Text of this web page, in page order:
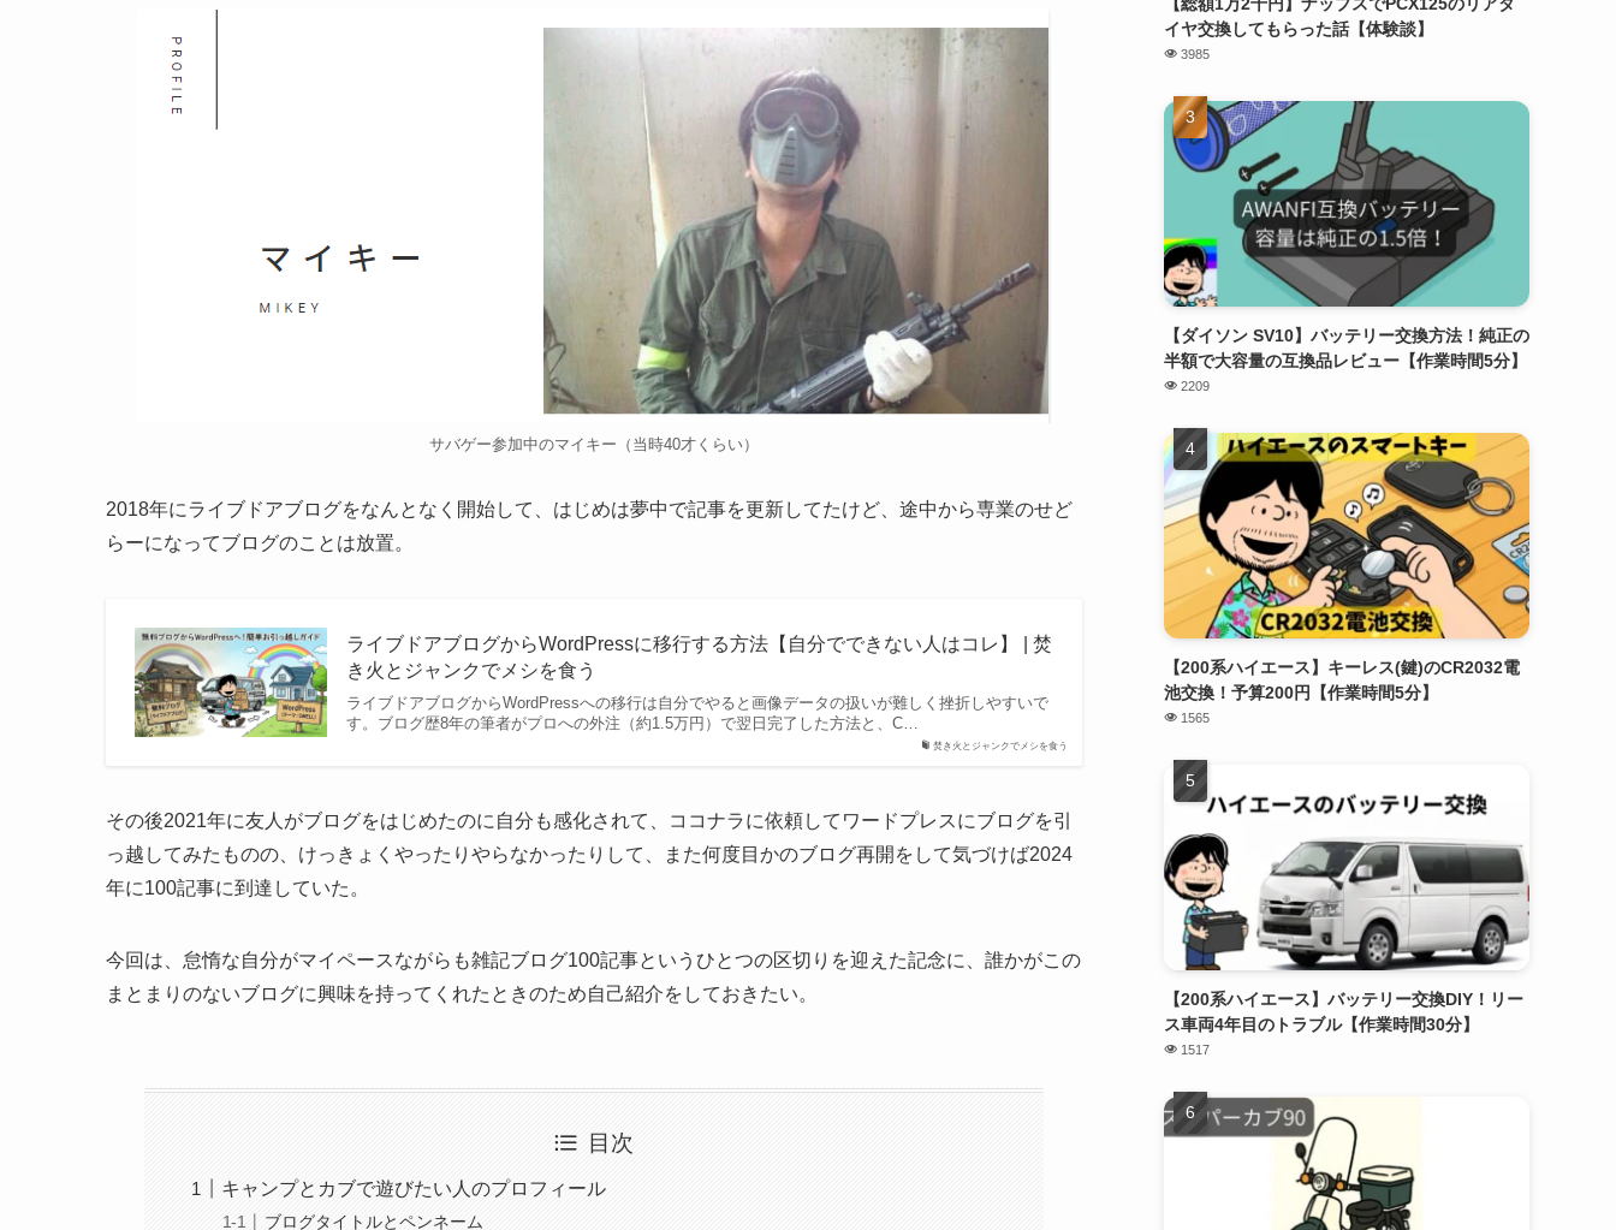
サバゲー参加中のマイキー（当時40才くらい）
2018年にライブドアブログをなんとなく開始して、はじめは夢中で記事を更新してたけど、途中から専業のせど
らーになってブログのことは放置。
焚き火とジャンクでメシを食う
ライブドアブログからWordPressに移行する方法【自分でできない人はコレ】 | 焚
き火とジャンクでメシを食う
ライブドアブログからWordPressへの移行は自分でやると画像データの扱いが難しく挫折しやすいで
す。ブログ歴8年の筆者がプロへの外注（約1.5万円）で翌日完了した方法と、C…
その後2021年に友人がブログをはじめたのに自分も感化されて、ココナラに依頼してワードプレスにブログを引
っ越してみたものの、けっきょくやったりやらなかったりして、また何度目かのブログ再開をして気づけば2024
年に100記事に到達していた。
今回は、怠惰な自分がマイペースながらも雑記ブログ100記事というひとつの区切りを迎えた記念に、誰かがこの
まとまりのないブログに興味を持ってくれたときのため自己紹介をしておきたい。
目次
キャンプとカブで遊びたい人のプロフィール
ブログタイトルとペンネーム
イヤ交換してもらった話【体験談】
3985
【ダイソン SV10】バッテリー交換方法！純正の
半額で大容量の互換品レビュー【作業時間5分】
2209
【200系ハイエース】キーレス(鍵)のCR2032電
池交換！予算200円【作業時間5分】
1565
【200系ハイエース】バッテリー交換DIY！リー
ス車両4年目のトラブル【作業時間30分】
1517